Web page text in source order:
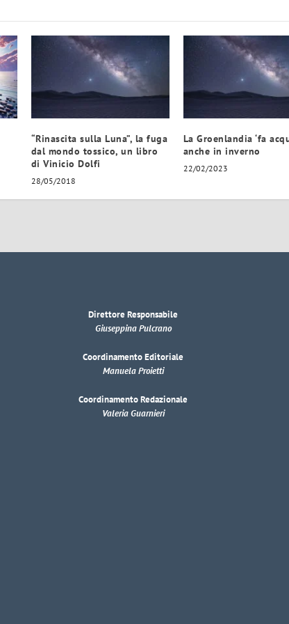
“Rinascita sulla Luna”, la fuga
dal mondo tossico, un libro
di Vinicio Dolfi
28/05/2018
La Groenlandia ‘fa
anche in inverno
22/02/2023
Direttore Responsabile
Giuseppina Pulcrano
Coordinamento Editoriale
Manuela Proietti
Coordinamento Redazionale
Valeria Guarnieri